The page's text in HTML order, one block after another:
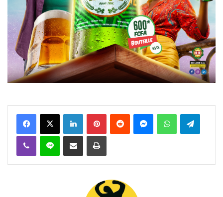
FacebookX Linkedin PinterestReddit MessengerWhatsAppTelegram
Viber Ligne Partager par email Imprimer